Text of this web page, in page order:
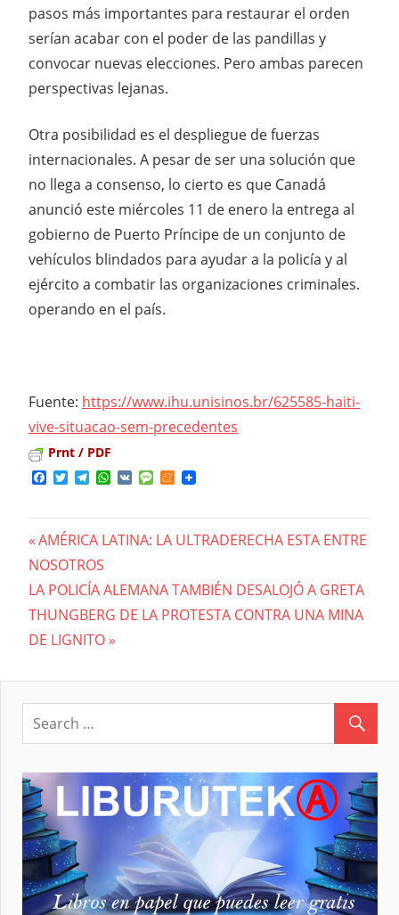
pasos más importantes para restaurar el orden
serían acabar con el poder de las pandillas y
convocar nuevas elecciones. Pero ambas parecen
perspectivas lejanas.
Otra posibilidad es el despliegue de fuerzas
internacionales. A pesar de ser una solución que
no llega a consenso, lo cierto es que Canadá
anunció este miércoles 11 de enero la entrega al
gobierno de Puerto Príncipe de un conjunto de
vehículos blindados para ayudar a la policía y al
ejército a combatir las organizaciones criminales.
operando en el país.
Fuente: https://www.ihu.unisinos.br/625585-haiti-
vive-situacao-sem-precedentes
Prnt / PDF
Facebook
TwitterTelegram
WhatsApp
VK MessageMeneame
Navegación
de
entradas
Previous
Post:
AMÉRICA LATINA: LA ULTRADERECHA ESTA ENTRE
NOSOTROS
Next
Post:
LA POLICÍA ALEMANA TAMBIÉN DESALOJÓ A GRETA
THUNGBERG DE LA PROTESTA CONTRA UNA MINA
DE LIGNITO